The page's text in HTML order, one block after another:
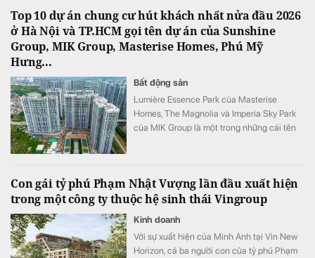
Top 10 dự án chung cư hút khách nhất nửa đầu 2026
ở Hà Nội và TP.HCM gọi tên dự án của Sunshine
Group, MIK Group, Masterise Homes, Phú Mỹ
Hưng...
Bất động sản
Lumière Essence Park của Masterise
Homes, The Magnolia và Imperia Sky Park
của MIK Group là một trong những cái tên
Con gái tỷ phú Phạm Nhật Vượng lần đầu xuất hiện
trong một công ty thuộc hệ sinh thái Vingroup
Kinh doanh
Với sự xuất hiện của Minh Anh tại Vin New
Horizon, cả ba người con của tỷ phú Phạm